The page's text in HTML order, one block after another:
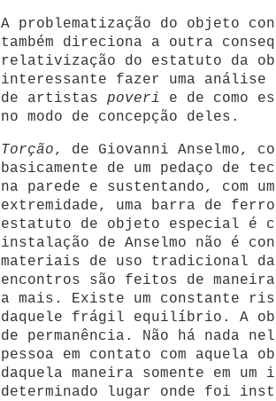
A problematização do objeto
também direciona a outra
relativização do estatuto da
interessante fazer uma análise
de artistas poveri
e de como
no modo de concepção deles.
Torção, de Giovanni Anselmo,
basicamente de um pedaço de
na parede e sustentando, com
extremidade, uma barra de
estatuto de objeto especial é
instalação de Anselmo não é
materiais de uso tradicional
encontros são feitos de
a mais. Existe um constante
daquele frágil equilíbrio. A
de permanência. Não há nada
pessoa em contato com aquela
daquela maneira somente em um
determinado lugar onde foi